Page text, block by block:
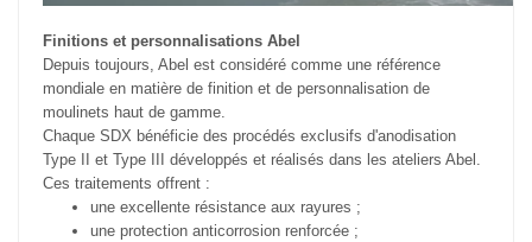
Finitions et personnalisations Abel
Depuis toujours, Abel est considéré comme une référence
mondiale en matière de finition et de personnalisation de
moulinets haut de gamme.
Chaque SDX bénéficie des procédés exclusifs d'anodisation
Type II et Type III développés et réalisés dans les ateliers Abel.
Ces traitements offrent :
une excellente résistance aux rayures ;
une protection anticorrosion renforcée ;